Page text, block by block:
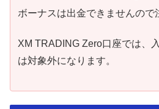
ボーナスは出金できませんので
XM TRADING Zero口座では、
は対象外になります。